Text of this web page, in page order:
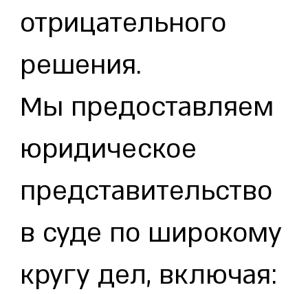
отрицательного
решения.
Мы предоставляем
юридическое
представительство
в суде по широкому
кругу дел, включая: